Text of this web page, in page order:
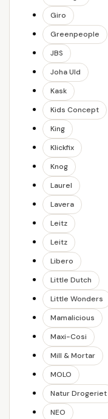
Giro
Greenpeople
JBS
Joha Uld
Kask
Kids Concept
King
Klickfix
Knog
Laurel
Lavera
Leitz
Leitz
Libero
Little Dutch
Little Wonders
Mamalicious
Maxi-Cosi
Mill & Mortar
MOLO
Natur Drogeriet
NEO